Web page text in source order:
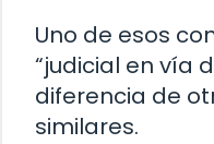
Uno de esos
“judicial en vía
diferencia de
similares.